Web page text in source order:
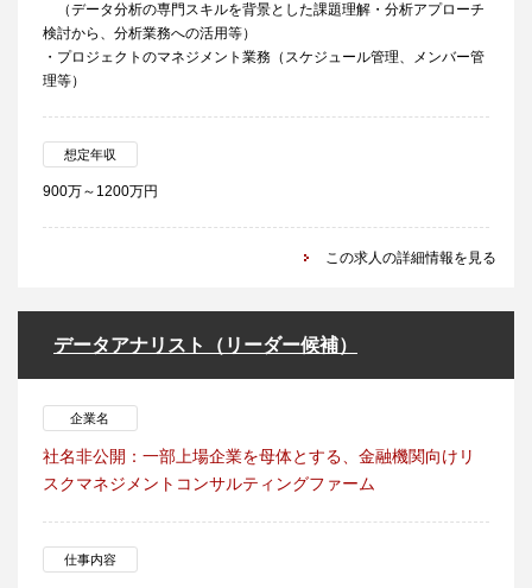
（データ分析の専門スキルを背景とした課題理解・分析アプローチ
検討から、分析業務への活用等）
・プロジェクトのマネジメント業務（スケジュール管理、メンバー管
理等）
想定年収
900万～1200万円
この求人の詳細情報を見る
データアナリスト（リーダー候補）
企業名
社名非公開：一部上場企業を母体とする、金融機関向けリ
スクマネジメントコンサルティングファーム
仕事内容